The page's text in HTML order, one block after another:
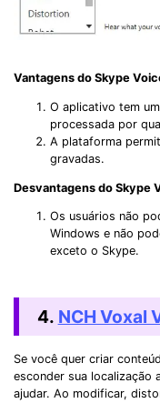
Vantagens do Skype
O aplicativo tem
processada por
A plataforma
gravadas.
Desvantagens do Skype
Os usuários não
Windows e não
exceto o Skype.
4. NCH Voxal
Se você quer criar
esconder sua localização
ajudar. Ao modificar,